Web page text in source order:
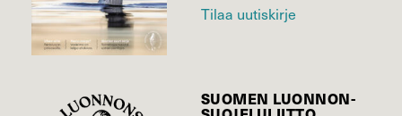
Tilaa uutiskirje
SUOMEN LUONNON­